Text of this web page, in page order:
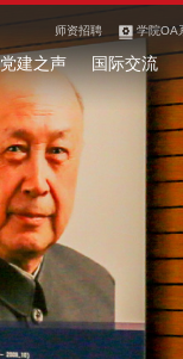
师资招聘 学院OA
党建之声 国际交流